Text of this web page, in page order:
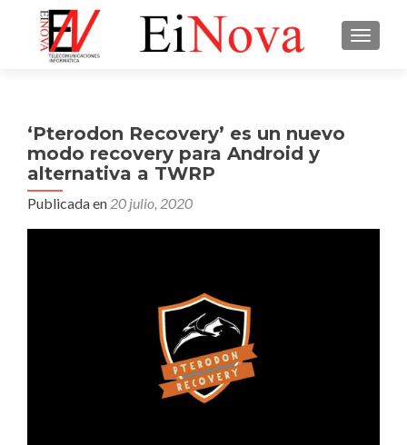
‘Pterodon Recovery’ es un nuevo
modo recovery para Android y
alternativa a TWRP
Publicada en 20 julio, 2020